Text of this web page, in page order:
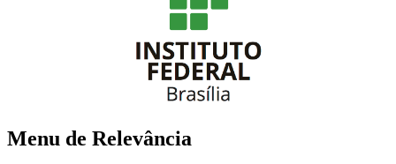
Menu de Relevância